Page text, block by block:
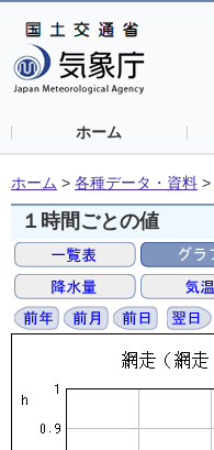
ホーム
ホーム > 各種データ・資料 >
１時間ごとの値